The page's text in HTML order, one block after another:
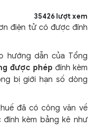
35426 lượt xem
điện tử có được đính
hướng dẫn của Tổng
được phép đính kèm
bị giới hạn số dòng
đã có công văn về
kèm bảng kê như